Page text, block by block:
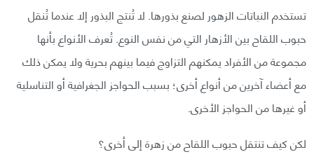
تستخدم النباتات الزهور لصنع بذورها. لا تُنتج البذور إلا عندما تُنقل
حبوب اللقاح بين الأزهار التي من نفس النوع. تُعرف الأنواع بأنها
مجموعة من الأفراد يمكنهم التزاوج فيما بينهم بحرية ولا يمكن ذلك
مع أعضاء آخرين من أنواع أخرى؛ بسبب الحواجز الجغرافية أو التناسلية
أو غيرها من الحواجز الأخرى.
لكن كيف تنتقل حبوب اللقاح من زهرة إلى أخرى؟